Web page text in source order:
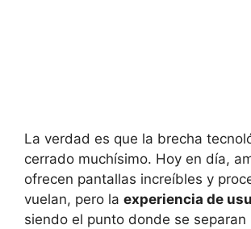
La verdad es que la brecha
cerrado muchísimo. Hoy en día,
ofrecen pantallas increíbles y
vuelan, pero la experiencia de
siendo el punto donde se separan